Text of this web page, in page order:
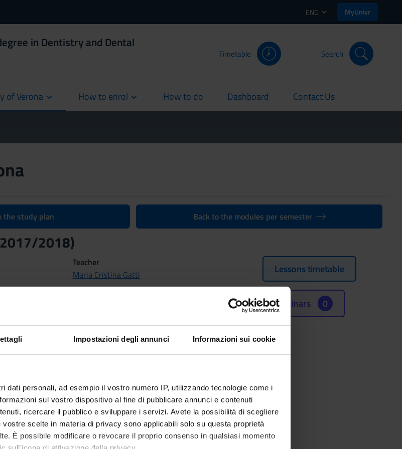
Impostazioni degli annunci Informazioni sui cookie
dati personali, ad esempio il vostro numero IP, utilizzando tecnologie come i
sul vostro dispositivo al fine di pubblicare annunci e contenuti
ricercare il pubblico e sviluppare i servizi. Avete la possibilità di scegliere
scelte in materia di privacy sono applicabili solo su questa proprietà
È possibile modificare o revocare il proprio consenso in qualsiasi momento
ENG MyUnivr
in Dentistry and Dental
Timetable Search
of Verona How to enrol How to do
current Dashboard
current Contact Us
current
the study plan Back to the modules per semester
2018)
Teacher
Maria Cristina Gatti
- ENGLISH
2, 2017 al Jun 1, 2018.
Lessons timetable
Seminars 0